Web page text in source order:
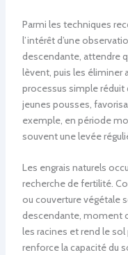
Parmi les techniques
l’intérêt d’une
descendante, attendre
lèvent, puis les éliminer
processus simple réduit
jeunes pousses,
exemple, en période
souvent une levée
Les engrais naturels
recherche de fertilité.
ou couverture végétale
descendante, moment
les racines et rend le
renforce la capacité du